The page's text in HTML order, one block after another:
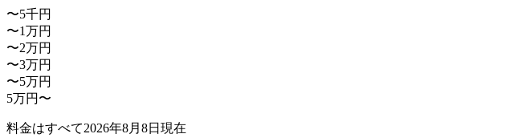
〜5千円
〜1万円
〜2万円
〜3万円
〜5万円
5万円〜
料金はすべて2026年8月8日 現在